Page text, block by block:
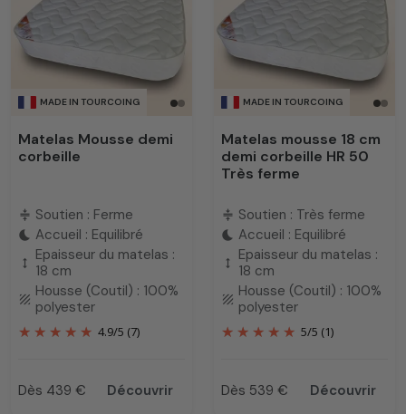
Ce format est particulièrement apprécié pour les lits de
style ou pour ceux qui souhaitent intégrer un design
élégant à leur espace nuit. Nos
matelassont pensés pour
offrir un soutien optimal et un confort moelleux, tout en
s’adaptant parfaitement aux dimensions et aux
spécificités de votre lit.
MADE IN TOURCOING
Matelas Mousse demi
corbeille
compress Soutien : Ferme
bedtime Accueil : Equilibré
height
Epaisseur du matelas :
18 cm
texture Housse (Coutil) : 100%
polyester
4.9/5 (7)
Prix
Dès 439 € Découvrir
MADE IN TOURCOING
Matelas mousse 18 cm
demi corbeille HR 50
Très ferme
compress Soutien : Très ferme
bedtime Accueil : Equilibré
height
Epaisseur du matelas :
18 cm
texture Housse (Coutil) : 100%
polyester
5/5 (1)
Prix
Dès 539 € Découvrir